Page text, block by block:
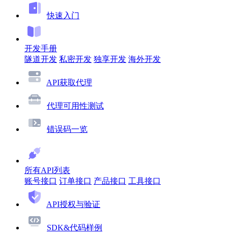
快速入门
开发手册
隧道开发 私密开发 独享开发 海外开发
API获取代理
代理可用性测试
错误码一览
所有API列表
账号接口 订单接口 产品接口 工具接口
API授权与验证
SDK&代码样例